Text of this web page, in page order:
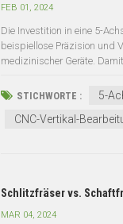
FEB 01, 2024
Die Investition in eine 5-
beispiellose Präzision und
medizinischer Geräte.
STICHWORTE : 5-
CNC-Vertikal-
Schlitzfräser vs.
MAR 04, 2024